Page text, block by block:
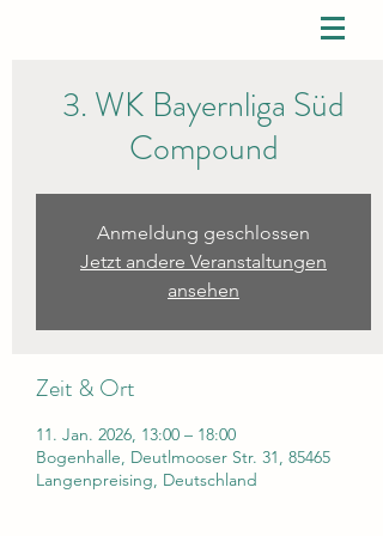
3. WK Bayernliga Süd
Compound
Anmeldung geschlossen
Jetzt andere Veranstaltungen
ansehen
Zeit & Ort
11. Jan. 2026, 13:00 – 18:00
Bogenhalle, Deutlmooser Str. 31, 85465
Langenpreising, Deutschland